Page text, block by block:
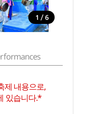
1 / 6
제 내용으로,
있습니다.*